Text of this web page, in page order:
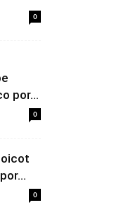
0
por...
0
0